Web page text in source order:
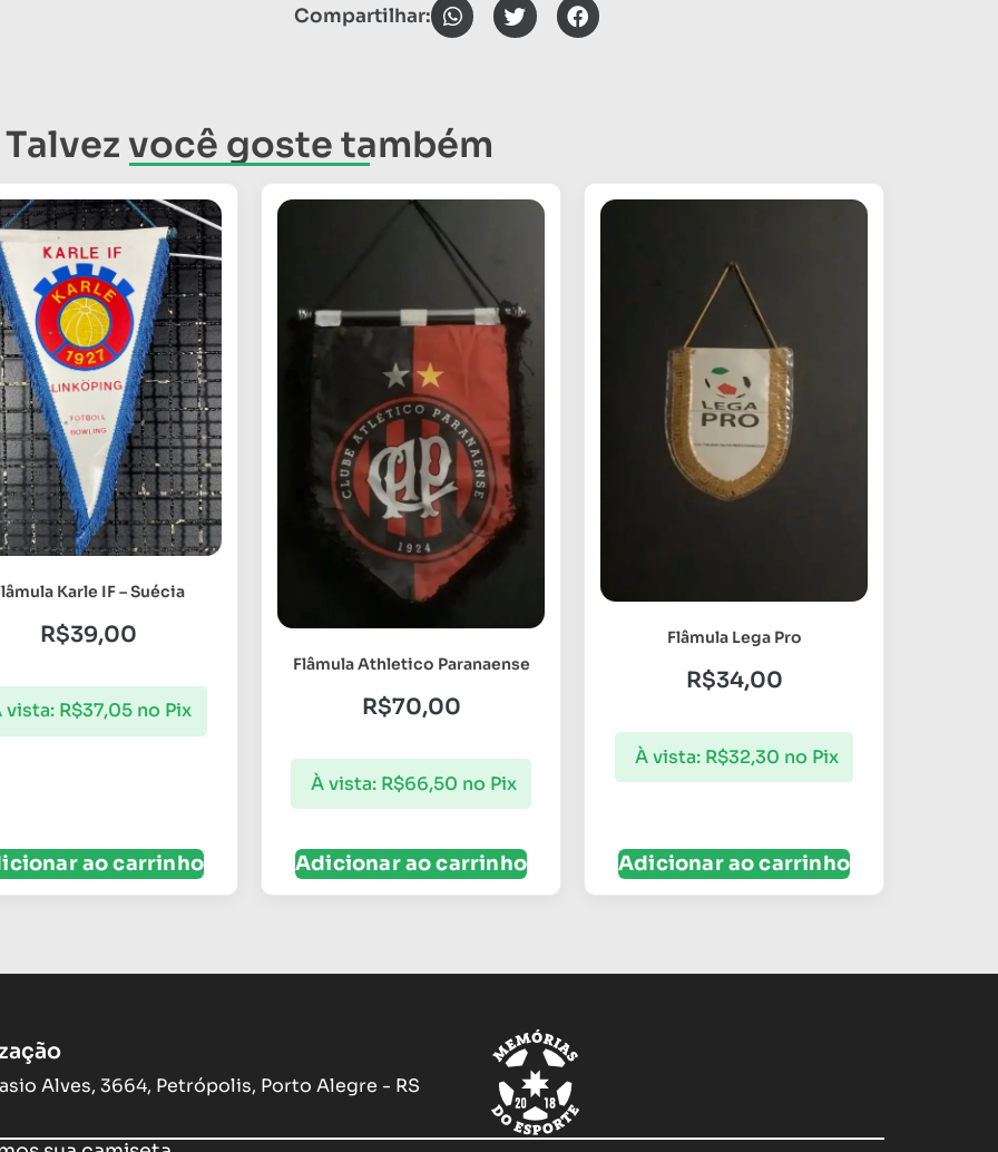
Compartilhar:
Talvez você goste também
Karle IF – Suécia
R$39,00
vista: R$37,05 no Pix
ao carrinho
Flâmula Athletico Paranaense
R$70,00
À vista: R$66,50 no Pix
Adicionar ao carrinho
Flâmula Lega Pro
R$34,00
À vista: R$32,30 no Pix
Adicionar ao carrinho
Alves, 3664, Petrópolis, Porto Alegre - RS